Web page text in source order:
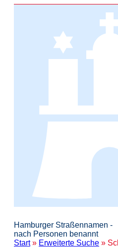
Hamburger Straßennamen -
nach Personen benannt
Start» Erweiterte Suche »